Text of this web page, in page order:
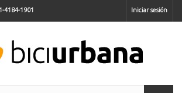
4184-1901 Iniciar sesión